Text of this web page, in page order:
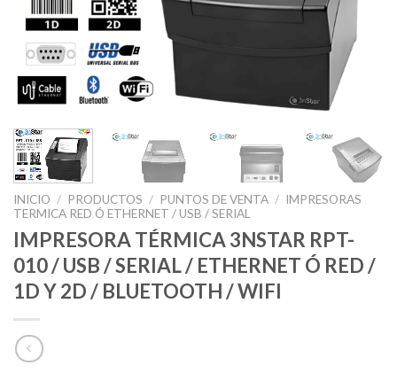
INICIO / PRODUCTOS / PUNTOS DE VENTA / IMPRESORAS
TERMICA RED Ó ETHERNET / USB / SERIAL
IMPRESORA TÉRMICA 3NSTAR RPT-
010 / USB / SERIAL / ETHERNET Ó RED /
1D Y 2D / BLUETOOTH / WIFI